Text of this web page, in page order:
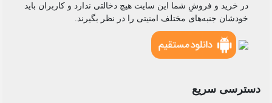
در خرید و فروشِ شما این سایت هیچ دخالتی ندارد و کاربران باید
خودشان جنبه‌های مختلف امنیتی را در نظر بگیرند.
دسترسی سریع